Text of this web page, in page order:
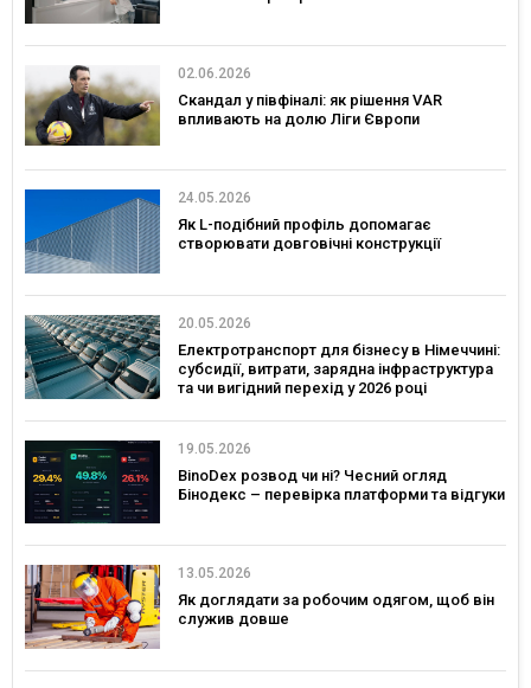
02.06.2026
Скандал у півфіналі: як рішення VAR
впливають на долю Ліги Європи
24.05.2026
Як L-подібний профіль допомагає
створювати довговічні конструкції
20.05.2026
Електротранспорт для бізнесу в Німеччині:
субсидії, витрати, зарядна інфраструктура
та чи вигідний перехід у 2026 році
19.05.2026
BinoDex розвод чи ні? Чесний огляд
Бінодекс – перевірка платформи та відгуки
13.05.2026
Як доглядати за робочим одягом, щоб він
служив довше